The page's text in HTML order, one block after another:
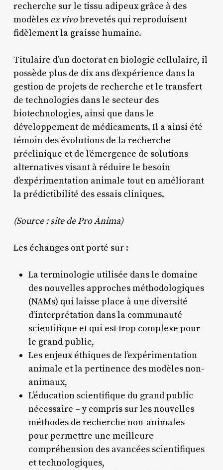
recherche sur le tissu adipeux grâce à des
modèles ex vivobrevetés qui reproduisent
fidèlement la graisse humaine.
Titulaire d’un doctorat en biologie cellulaire, il
possède plus de dix ans d’expérience dans la
gestion de projets de recherche et le transfert
de technologies dans le secteur des
biotechnologies, ainsi que dans le
développement de médicaments. Il a ainsi été
témoin des évolutions de la recherche
préclinique et de l’émergence de solutions
alternatives visant à réduire le besoin
d’expérimentation animale tout en améliorant
la prédictibilité des essais cliniques.
(Source : site de Pro Anima)
Les échanges ont porté sur :
La terminologie utilisée dans le domaine
des nouvelles approches méthodologiques
(NAMs) qui laisse place à une diversité
d’interprétation dans la communauté
scientifique et qui est trop complexe pour
le grand public,
Les enjeux éthiques de l’expérimentation
animale et la pertinence des modèles non-
animaux,
L’éducation scientifique du grand public
nécessaire – y compris sur les nouvelles
méthodes de recherche non-animales –
pour permettre une meilleure
compréhension des avancées scientifiques
et technologiques,